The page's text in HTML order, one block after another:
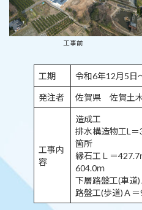
工事前
工期 令和6年12月5日
発注者 佐賀県 佐賀土
工事内
容
造成工
排水構造物工L
箇所
縁石工Ｌ＝
604.0ｍ
下層路盤工(車道
路盤工(歩道)Ａ